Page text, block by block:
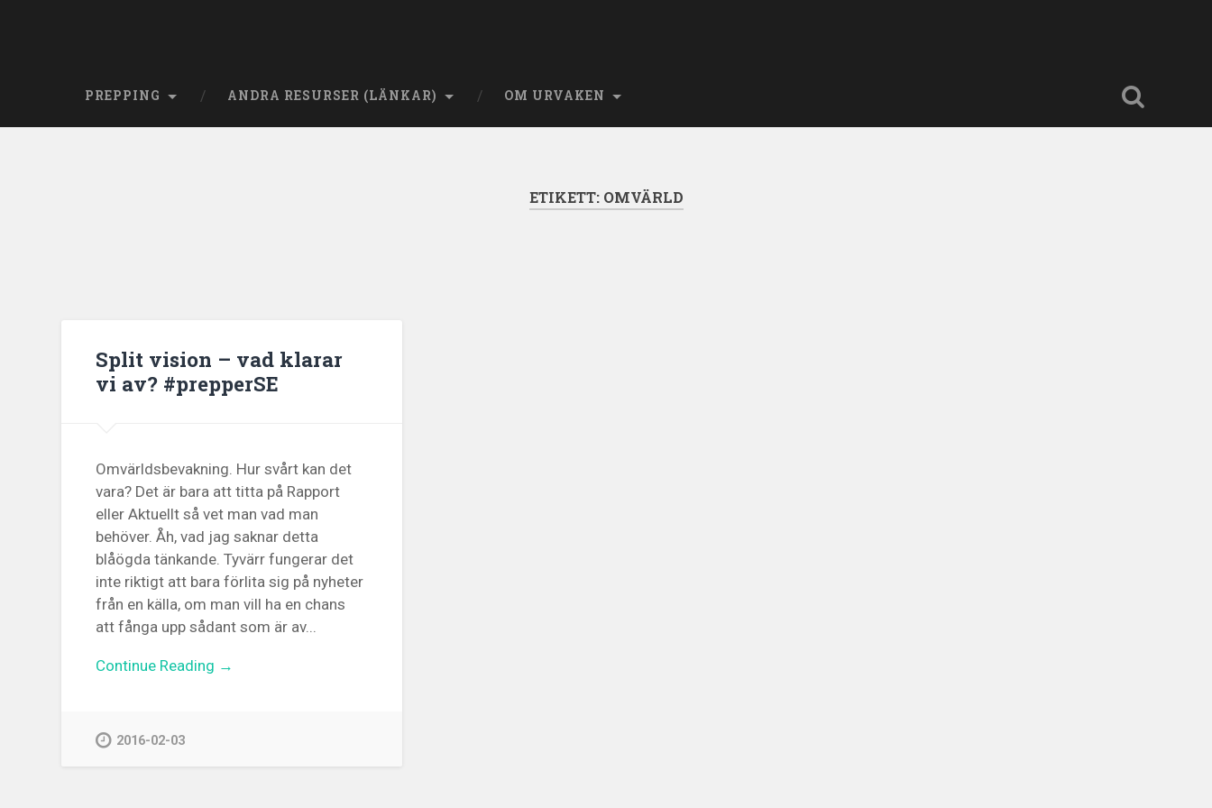
PREPPING ANDRA RESURSER (LÄNKAR) OM URVAKEN
ETIKETT: OMVÄRLD
Split vision – vad klarar
vi av? #prepperSE
Omvärldsbevakning. Hur svårt kan det
vara? Det är bara att titta på Rapport
eller Aktuellt så vet man vad man
behöver. Åh, vad jag saknar detta
blåögda tänkande. Tyvärr fungerar det
inte riktigt att bara förlita sig på nyheter
från en källa, om man vill ha en chans
att fånga upp sådant som är av...
Continue Reading →
2016-02-03